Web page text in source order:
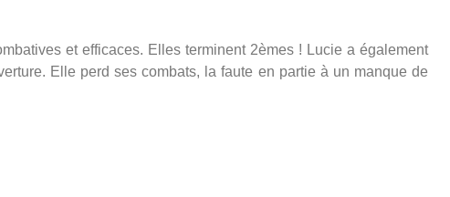
et efficaces. Elles terminent 2èmes ! Lucie a également
Elle perd ses combats, la faute en partie à un manque de